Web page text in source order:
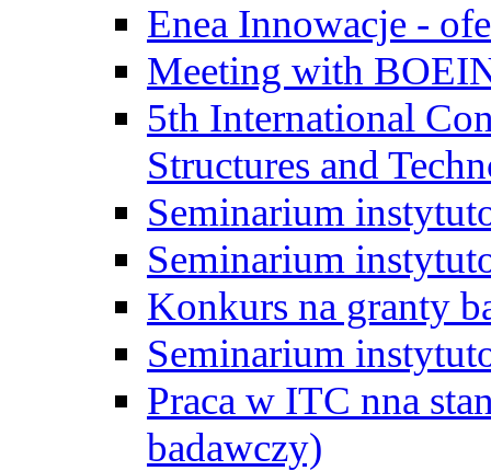
Enea Innowacje -
Meeting with
5th International
Structures and
Seminarium
Seminarium
Konkurs na granty
Seminarium
Praca w ITC nna
badawczy)